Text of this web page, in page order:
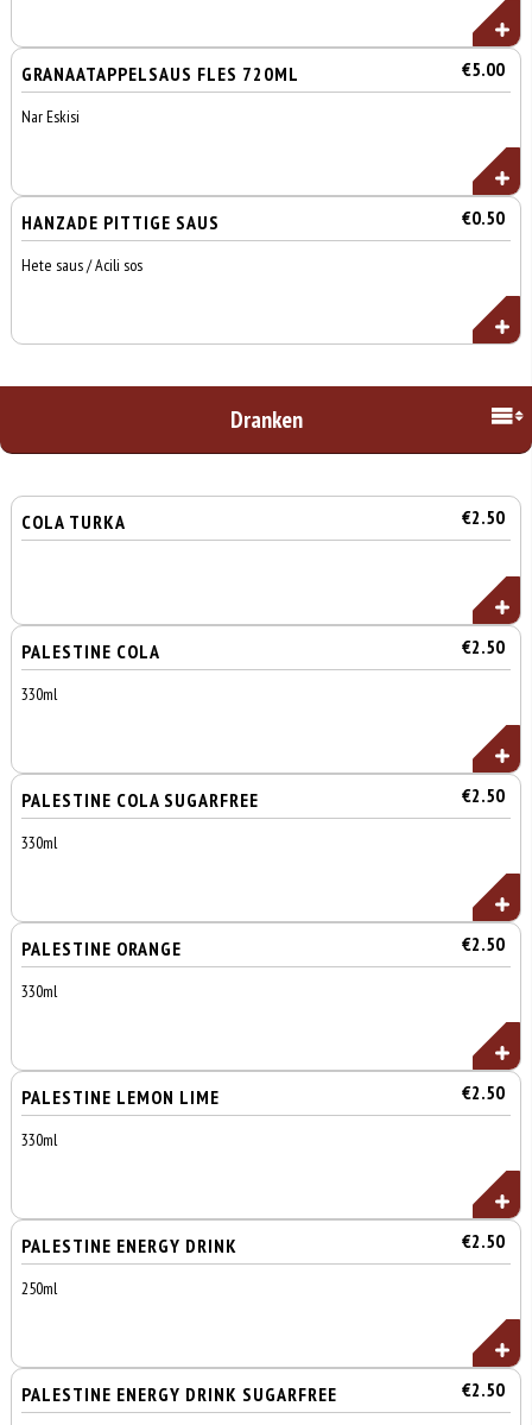
GRANAATAPPELSAUS FLES 720ML €5.00
Nar Eskisi
HANZADE PITTIGE SAUS €0.50
Hete saus / Acili sos
Dranken
COLA TURKA €2.50
PALESTINE COLA €2.50
330ml
PALESTINE COLA SUGARFREE €2.50
330ml
PALESTINE ORANGE €2.50
330ml
PALESTINE LEMON LIME €2.50
330ml
PALESTINE ENERGY DRINK €2.50
250ml
PALESTINE ENERGY DRINK SUGARFREE €2.50